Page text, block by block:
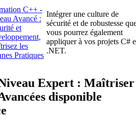
C++ -
Avancé :
et
les
Pratiques
Intégrer une culture de
sécurité et de robustesse
vous pourrez également
appliquer à vos projets C#
.NET.
Expert : Maîtriser
disponible